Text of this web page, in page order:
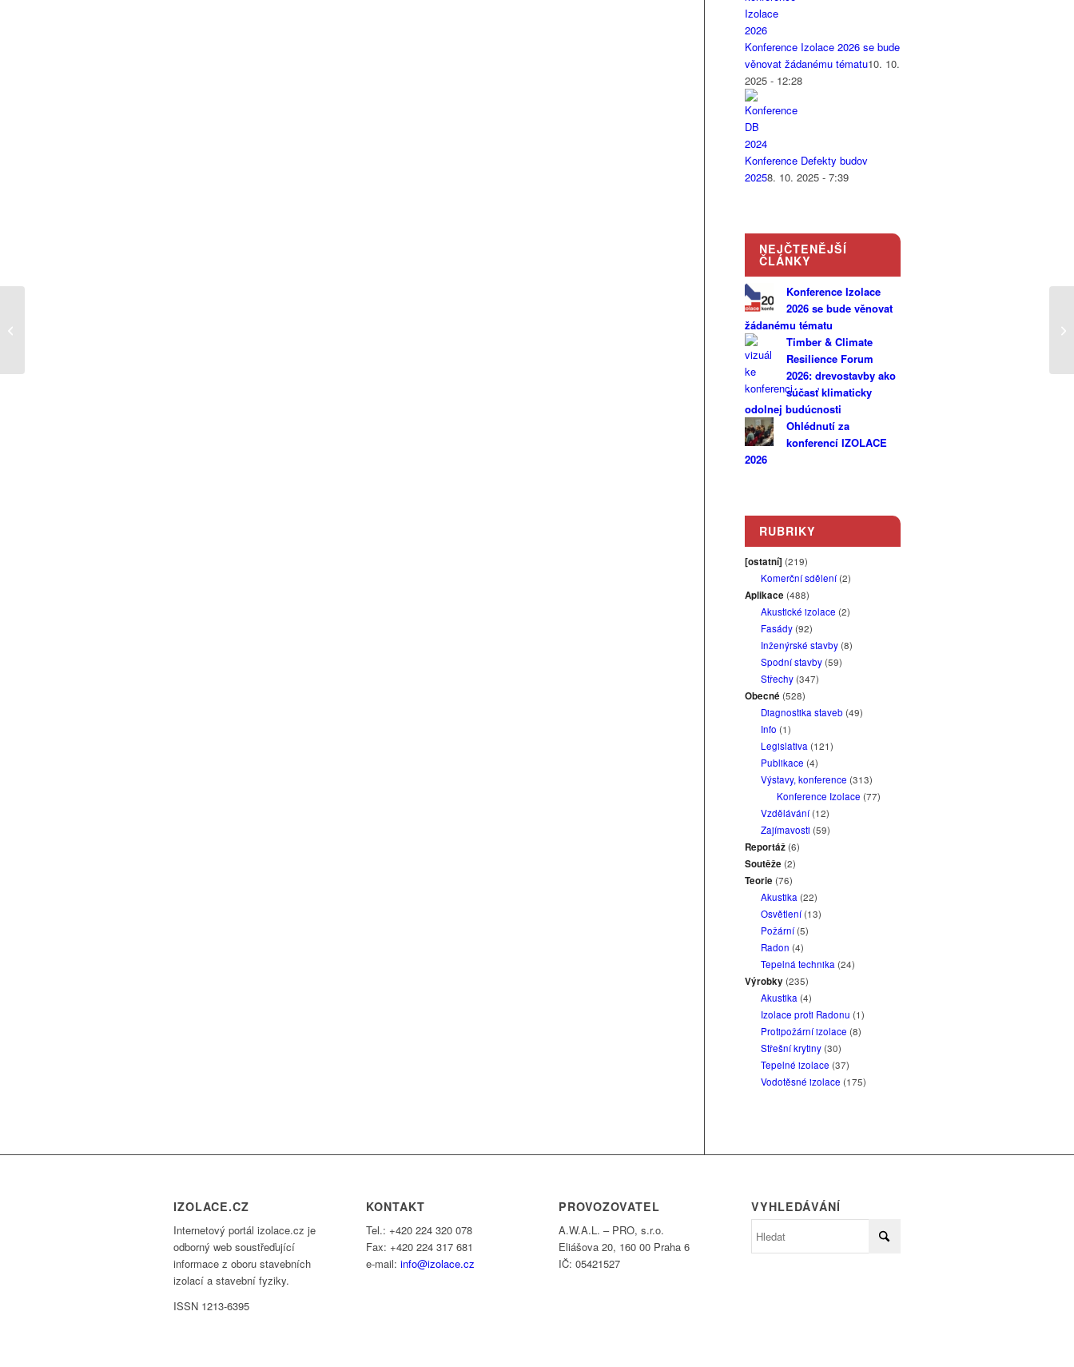
Konference Izolace 2026 se bude
věnovat žádanému tématu10. 10.
2025 - 12:28
Konference Defekty budov
20258. 10. 2025 - 7:39
NEJČTENĚJŠÍ
ČLÁNKY
Konference Izolace
2026 se bude věnovat
žádanému tématu
Timber & Climate
Resilience Forum
2026: drevostavby ako
súčasť klimaticky
odolnej budúcnosti
Ohlédnutí za
konferencí IZOLACE
2026
RUBRIKY
[ostatní] (219)
Komerční sdělení(2)
Aplikace (488)
Akustické izolace (2)
Fasády(92)
Inženýrské stavby(8)
Spodní stavby(59)
Střechy(347)
Obecné (528)
Diagnostika staveb (49)
Info (1)
Legislativa (121)
Publikace (4)
Výstavy, konference (313)
Konference Izolace (77)
Vzdělávání(12)
Zajímavosti (59)
Reportáž(6)
Soutěže (2)
Teorie (76)
Akustika (22)
Osvětlení(13)
Požární(5)
Radon (4)
Tepelná technika (24)
Výrobky(235)
Akustika (4)
Izolace proti Radonu (1)
Protipožární izolace (8)
Střešní krytiny(30)
Tepelné izolace (37)
Vodotěsné izolace (175)
IZOLACE.CZ
Internetový portál izolace.cz je
odborný web soustřeďující
informace z oboru stavebních
izolací a stavební fyziky.
ISSN 1213-6395
KONTAKT
Tel.: +420 224 320 078
Fax: +420 224 317 681
e-mail:info@izolace.cz
PROVOZOVATEL
A.W.A.L. – PRO, s.r.o.
Eliášova 20, 160 00 Praha 6
IČ: 05421527
VYHLEDÁVÁNÍ